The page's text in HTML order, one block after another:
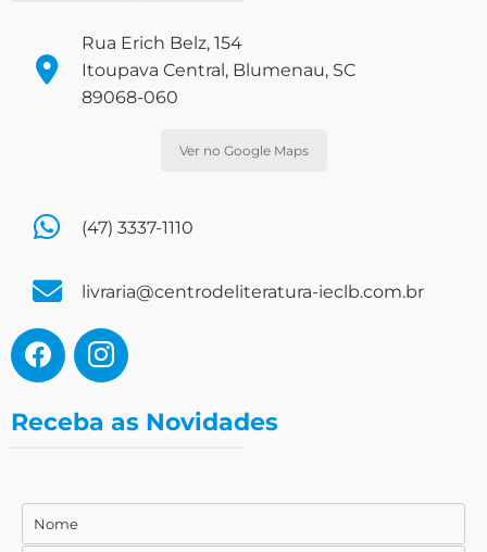
Rua Erich Belz, 154
Itoupava Central, Blumenau, SC
89068-060
Ver no Google Maps
(47) 3337-1110
livraria@centrodeliteratura-ieclb.com.br
Receba as Novidades
Nome
Nome